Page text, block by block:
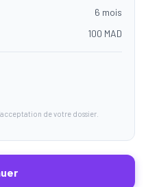
6 mois
100 MAD
de votre dossier.